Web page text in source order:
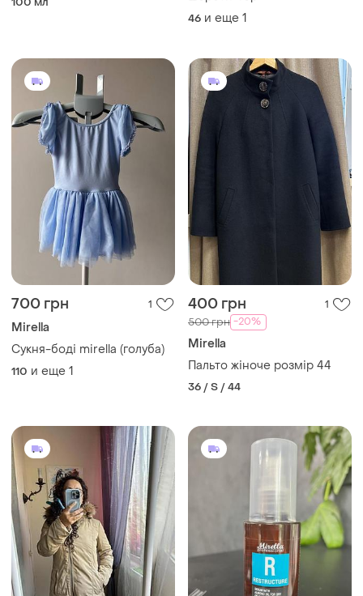
46 и еще 1
700 грн 1
Mirella
Сукня-боді mirella (голуба)
110 и еще 1
400 грн 1
500 грн -20%
Mirella
Пальто жіноче розмір 44
36 / S / 44